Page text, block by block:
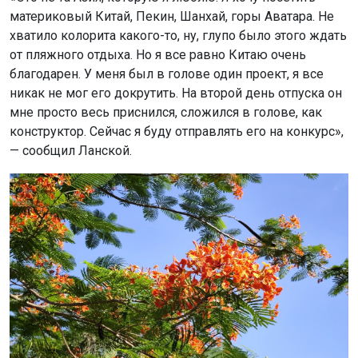
материковый Китай, Пекин, Шанхай, горы Аватара. Не
хватило колорита какого-то, ну, глупо было этого ждать
от пляжного отдыха. Но я все равно Китаю очень
благодарен. У меня был в голове один проект, я все
никак не мог его докрутить. На второй день отпуска он
мне просто весь приснился, сложился в голове, как
конструктор. Сейчас я буду отправлять его на конкурс»,
— сообщил Ланской.